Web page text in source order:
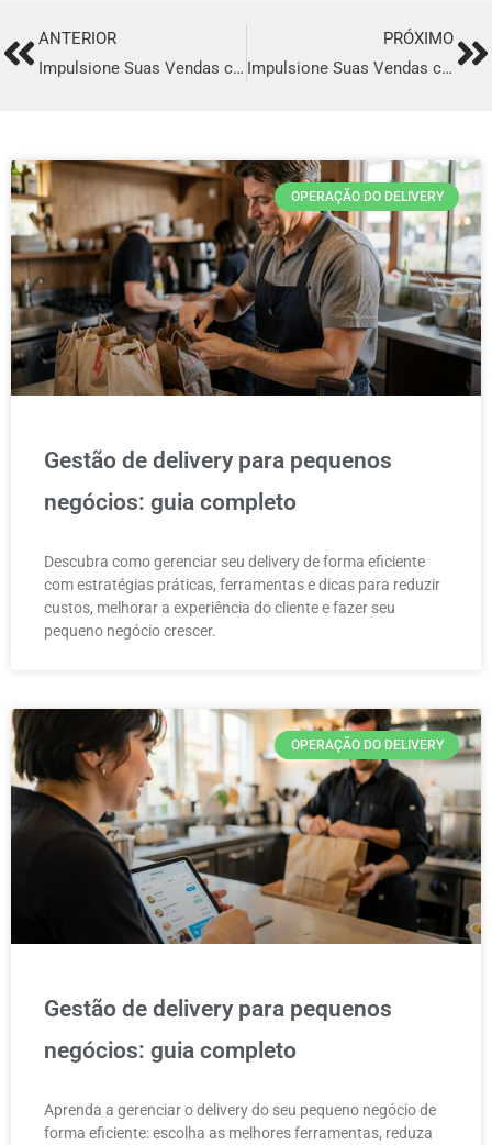
PrevANTERIOR
Impulsione Suas Vendas com o Melhor Sistema de Delivery em Rolândia
PRÓXIMO
Impulsione Suas Vendas com o Melhor Sistema de Delivery em Floriano
OPERAÇÃO DO DELIVERY
Gestão de delivery para pequenos
negócios: guia completo
Descubra como gerenciar seu delivery de forma eficiente
com estratégias práticas, ferramentas e dicas para reduzir
custos, melhorar a experiência do cliente e fazer seu
pequeno negócio crescer.
OPERAÇÃO DO DELIVERY
Gestão de delivery para pequenos
negócios: guia completo
Aprenda a gerenciar o delivery do seu pequeno negócio de
forma eficiente: escolha as melhores ferramentas, reduza